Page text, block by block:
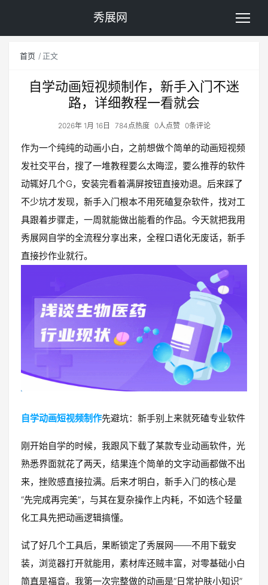
秀展网
首页 正文
自学动画短视频制作，新手入门不迷
路，详细教程一看就会
2026年 1月 16日 784点热度 0人点赞 0条评论
作为一个纯纯的动画小白，之前想做个简单的动画短视频
发社交平台，搜了一堆教程要么太晦涩，要么推荐的软件
动辄好几个G，安装完看着满屏按钮直接劝退。后来踩了
不少坑才发现，新手入门根本不用死磕复杂软件，找对工
具跟着步骤走，一周就能做出能看的作品。今天就把我用
秀展网自学的全流程分享出来，全程口语化无废话，新手
直接抄作业就行。
自学动画短视频制作先避坑：新手别上来就死磕专业软件
刚开始自学的时候，我跟风下载了某款专业动画软件，光
熟悉界面就花了两天，结果连个简单的文字动画都做不出
来，挫败感直接拉满。后来才明白，新手入门的核心是
“先完成再完美”，与其在复杂操作上内耗，不如选个轻量
化工具先把动画逻辑搞懂。
试了好几个工具后，果断锁定了秀展网——不用下载安
装，浏览器打开就能用，素材库还贼丰富，对零基础小白
简直是福音。我第一次完整做的动画是“日常护肤小知识”